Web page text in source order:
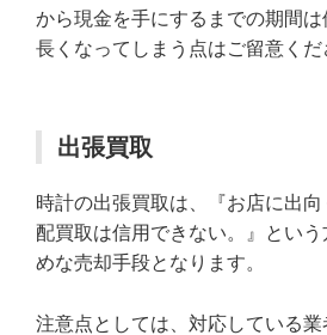
から現金を手にするまでの期間
長くなってしまう点はご留意くだ
出張買取
時計の出張買取は、『お店に出
配買取は信用できない。』とい
めな売却手段となります。
注意点としては、対応している業